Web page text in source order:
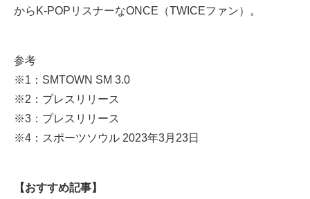
からK-POPリスナーなONCE（TWICEファン）。
参考
※1： SMTOWN SM 3.0
※2： プレスリリース
※3： プレスリリース
※4： スポーツソウル 2023年3月23日
【おすすめ記事】